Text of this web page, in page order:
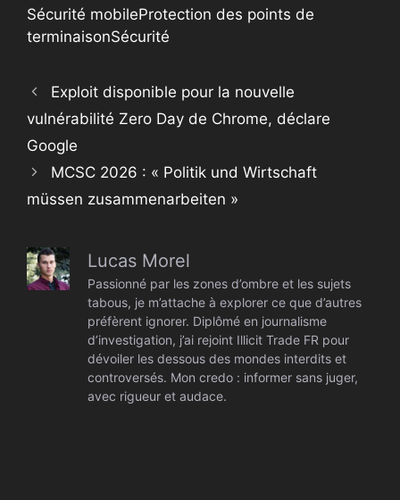
Sécurité mobileProtection des points de
terminaisonSécurité
Exploit disponible pour la nouvelle
vulnérabilité Zero Day de Chrome, déclare
Google
MCSC 2026 : « Politik und Wirtschaft
müssen zusammenarbeiten »
Lucas Morel
Passionné par les zones d’ombre et les sujets
tabous, je m’attache à explorer ce que d’autres
préfèrent ignorer. Diplômé en journalisme
d’investigation, j’ai rejoint Illicit Trade FR pour
dévoiler les dessous des mondes interdits et
controversés. Mon credo : informer sans juger,
avec rigueur et audace.